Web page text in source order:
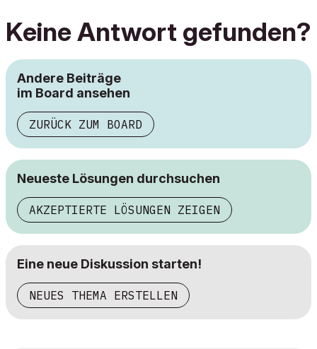
Keine Antwort gefunden?
Andere Beiträge
im Board ansehen
ZURÜCK ZUM BOARD
Neueste Lösungen durchsuchen
AKZEPTIERTE LÖSUNGEN ZEIGEN
Eine neue Diskussion starten!
NEUES THEMA ERSTELLEN